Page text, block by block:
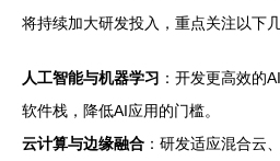
将持续加大研发投入，重点关注以下
人工智能与机器学习 ：开发更高效的
软件栈，降低AI应用的门槛。
云计算与边缘融合 ：研发适应混合云